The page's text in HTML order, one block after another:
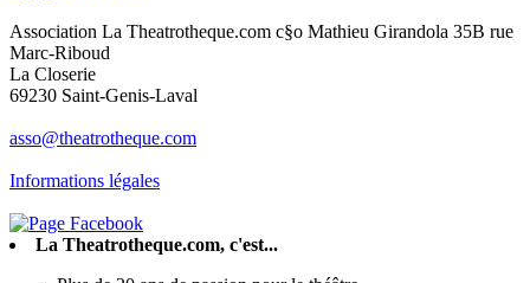
Association La Theatrotheque.com c§o Mathieu Girandola 35B rue
Marc-Riboud
La Closerie
69230 Saint-Genis-Laval
asso@theatrotheque.com
Informations légales
La Theatrotheque.com, c'est...